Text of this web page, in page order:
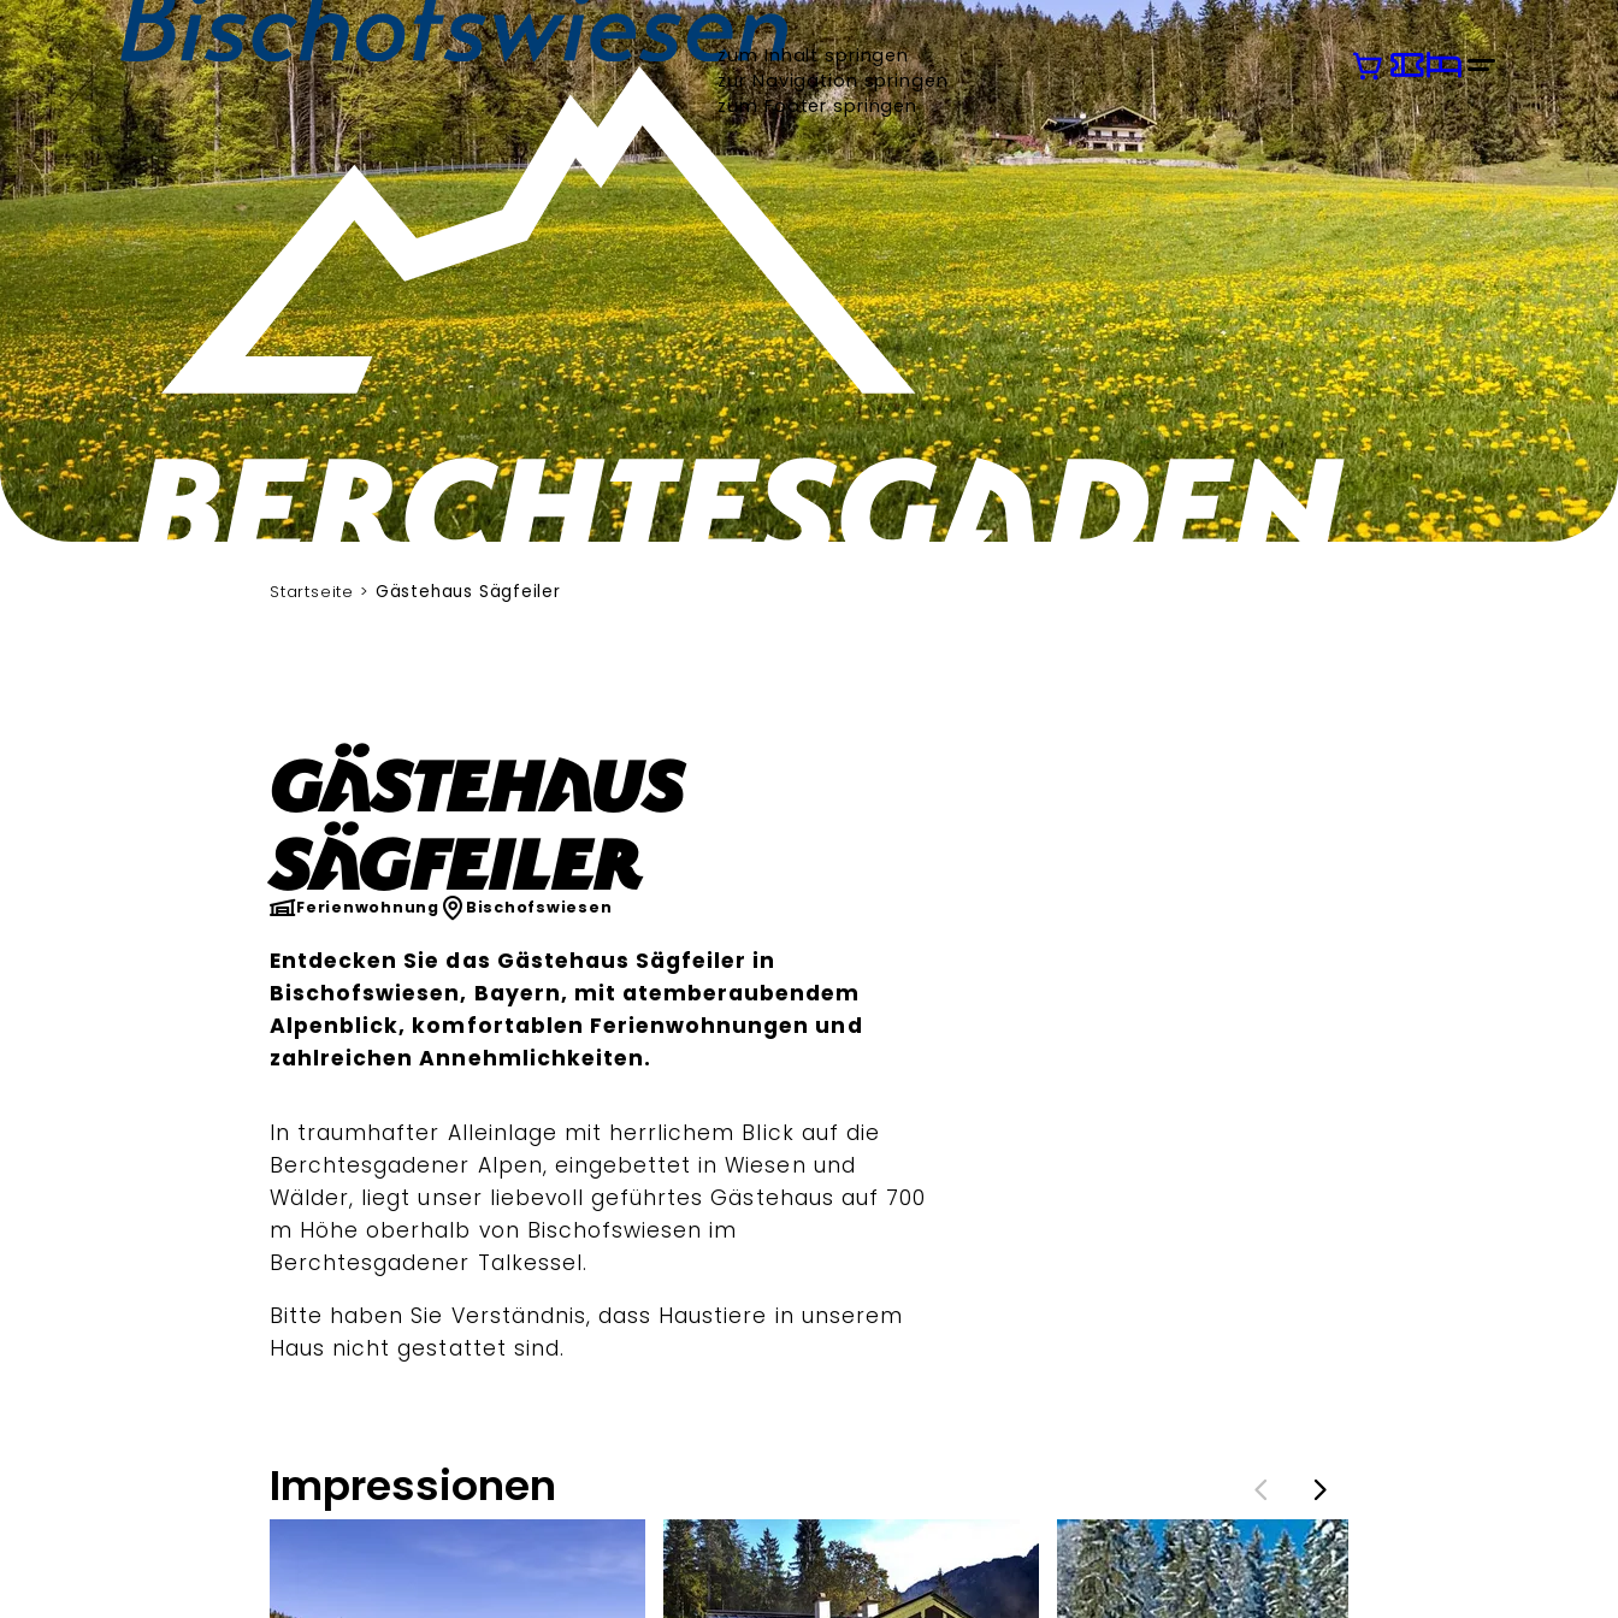
zum Inhalt springen
zur Navigation springen
zum Footer springen
Startseite Gästehaus Sägfeiler
Gästehaus
Sägfeiler
Ferienwohnung Bischofswiesen
Entdecken Sie das Gästehaus Sägfeiler in
Bischofswiesen, Bayern, mit atemberaubendem
Alpenblick, komfortablen Ferienwohnungen und
zahlreichen Annehmlichkeiten.
In traumhafter Alleinlage mit herrlichem Blick auf die
Berchtesgadener Alpen, eingebettet in Wiesen und
Wälder, liegt unser liebevoll geführtes Gästehaus auf 700
m Höhe oberhalb von Bischofswiesen im
Berchtesgadener Talkessel.
Bitte haben Sie Verständnis, dass Haustiere in unserem
Haus nicht gestattet sind.
Impressionen